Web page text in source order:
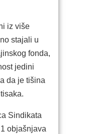
iz više
stajali u
fonda,
jedini
da je tišina
Sindikata
objašnjava